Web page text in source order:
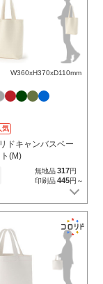
W360xH370xD110mm
気
ドキャンバスベー
(M)
無地品317円
印刷品445円～